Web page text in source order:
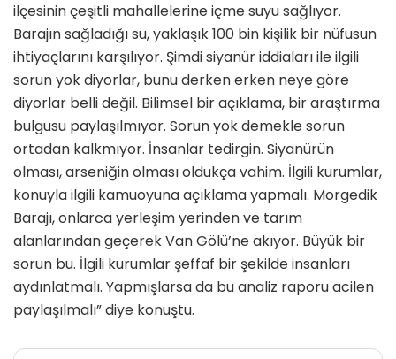
ilçesinin çeşitli mahallelerine içme suyu sağlıyor.
Barajın sağladığı su, yaklaşık 100 bin kişilik bir nüfusun
ihtiyaçlarını karşılıyor. Şimdi siyanür iddiaları ile ilgili
sorun yok diyorlar, bunu derken erken neye göre
diyorlar belli değil. Bilimsel bir açıklama, bir araştırma
bulgusu paylaşılmıyor. Sorun yok demekle sorun
ortadan kalkmıyor. İnsanlar tedirgin. Siyanürün
olması, arseniğin olması oldukça vahim. İlgili kurumlar,
konuyla ilgili kamuoyuna açıklama yapmalı. Morgedik
Barajı, onlarca yerleşim yerinden ve tarım
alanlarından geçerek Van Gölü’ne akıyor. Büyük bir
sorun bu. İlgili kurumlar şeffaf bir şekilde insanları
aydınlatmalı. Yapmışlarsa da bu analiz raporu acilen
paylaşılmalı” diye konuştu.